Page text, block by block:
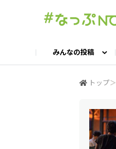
みんなの投稿
キャンプギア
トップ＞